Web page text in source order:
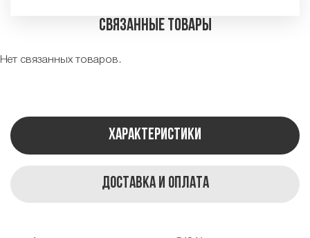
Связанные товары
Нет связанных товаров.
Характеристики
Доставка и оплата